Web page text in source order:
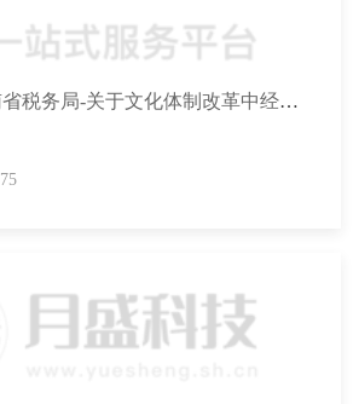
国家税务总局河南省税务局-关于文化体制改革中经营性文化事业单位转制为企业税收政策的公告
75